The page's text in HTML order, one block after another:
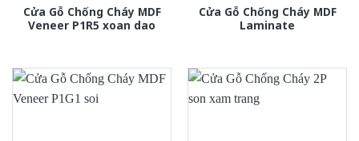
Cửa Gỗ Chống Cháy MDF
Veneer P1R5 xoan dao
Cửa Gỗ Chống Cháy MDF
Laminate